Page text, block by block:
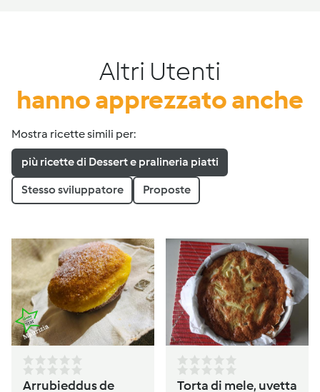
Altri Utenti
hanno apprezzato anche
Mostra ricette simili per:
più ricette di Dessert e pralineria piatti
Stesso sviluppatore Proposte
Arrubieddus de
Torta di mele, uvetta